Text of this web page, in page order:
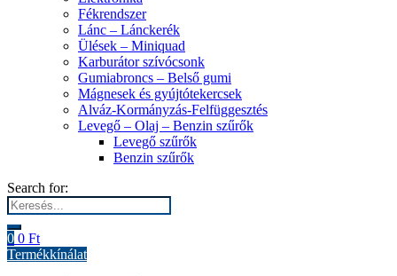
Fékrendszer
Lánc – Lánckerék
Ülések – Miniquad
Karburátor szívócsonk
Gumiabroncs – Belső gumi
Mágnesek és gyújtótekercsek
Alváz-Kormányzás-Felfüggesztés
Levegő – Olaj – Benzin szűrők
Levegő szűrők
Benzin szűrők
Search for:
0 0 Ft
Termékkínálat